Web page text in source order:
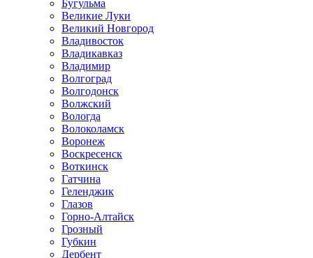
Бугульма
Великие Луки
Великий Новгород
Владивосток
Владикавказ
Владимир
Волгоград
Волгодонск
Волжский
Вологда
Волоколамск
Воронеж
Воскресенск
Воткинск
Гатчина
Геленджик
Глазов
Горно-Алтайск
Грозный
Губкин
Дербент